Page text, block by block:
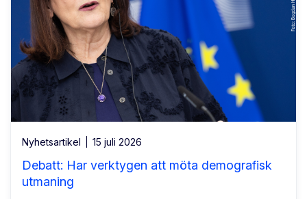
Nyhetsartikel 15 juli 2026
Debatt: Har verktygen att möta demografisk
utmaning